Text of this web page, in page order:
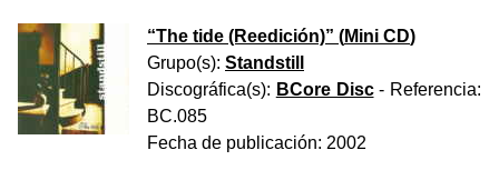
“The tide (Reedición)” (Mini CD)
Grupo(s): Standstill
Discográfica(s): BCore Disc- Referencia:
BC.085
Fecha de publicación: 2002